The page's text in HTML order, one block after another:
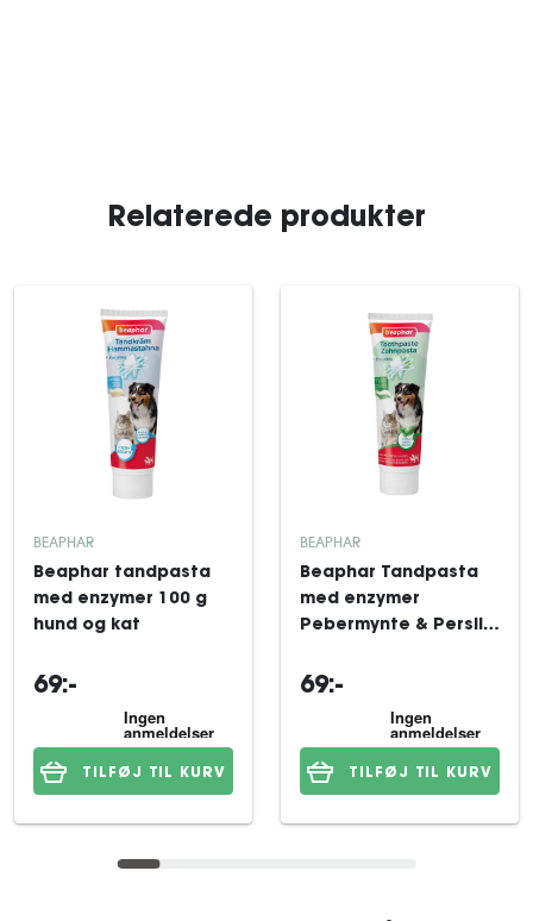
Relaterede produkter
BEAPHAR
Beaphar tandpasta
med enzymer 100 g
hund og kat
69:-
TILFØJ TIL KURV
BEAPHAR
Beaphar Tandpasta
med enzymer
Pebermynte & Persille
69:-
TILFØJ TIL KURV